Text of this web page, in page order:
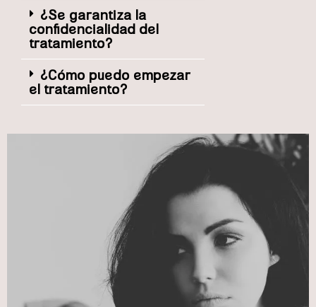
¿Se garantiza la
confidencialidad del
tratamiento?
¿Cómo puedo empezar
el tratamiento?